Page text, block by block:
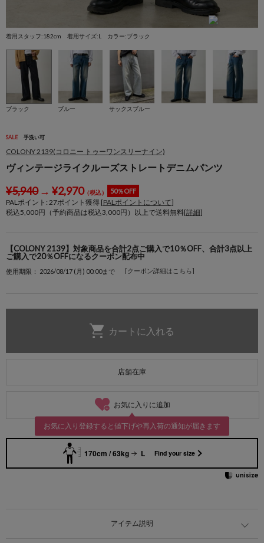
着用スタッフ:182cm 着用サイズ:L カラー:ブラック
ブラック ブルー サックスブルー
SALE 手洗い可
COLONY 2139(コロニー トゥーワンスリーナイン)
ヴィンテージライクルーズストレートデニムパンツ
¥5,940→ ¥2,970（税込） 50％OFF
PALポイント: 27ポイント獲得 [PALポイントについて]
税込5,000円（予約商品は税込3,000円）以上で送料無料[詳細]
【COLONY 2139】対象商品を合計2点ご購入で10％OFF、合計3点以上
ご購入で20％OFFになるクーポン配布中
使用期限： 2026/08/17 (月) 00:00まで [クーポン詳細はこちら]
店舗在庫
お気に入りに追加
お気に入り登録すると値下げや再入荷の通知が届きます
170cm / 63kg L Find your size
アイテム説明